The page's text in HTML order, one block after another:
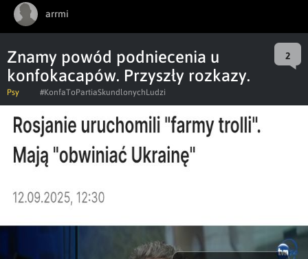
arrmi
Znamy powód podniecenia u
konfokacapów. Przyszły rozkazy.
2
Psy #KonfaToPartiaSkundlonychLudzi